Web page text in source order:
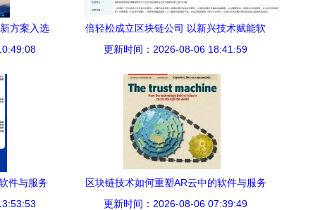
方案入选
链技术应
倍轻松成立区块链公司 以新兴技术赋能软
件与服务创新
更新时间：2026-08-06 18:41:59
件与服务
区块链技术如何重塑AR云中的软件与服务
生态
更新时间：2026-08-06 07:39:49